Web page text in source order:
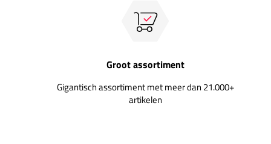
Groot assortiment
Gigantisch assortiment met meer dan 21.000+
artikelen